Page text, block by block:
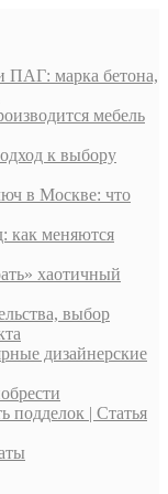
ПАГ: марка бетона,
мебель
к выбору
в Москве: что
как меняются
хаотичный
выбор
дизайнерские
подделок | Статья